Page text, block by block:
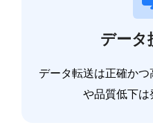
データ
データ転送は正確か
や品質低下は